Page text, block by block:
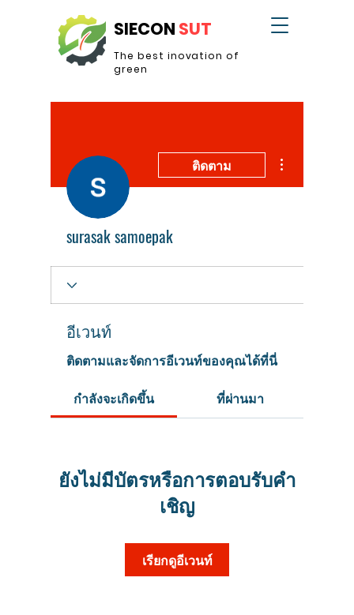
SIECON SUT
The best inovation of
green
ติดตาม
surasak samoepak
อีเวนท์
ติดตามและจัดการอีเวนท์ของคุณได้ที่นี่
กำลังจะเกิดขึ้น
ที่ผ่านมา
ยังไม่มีบัตรหรือการตอบรับคำ
เชิญ
เรียกดูอีเวนท์